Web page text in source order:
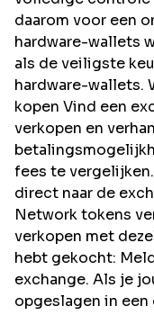
daarom voor een
hardware-wallets
als de veiligste
hardware-wallets.
kopen Vind een
verkopen en
fees te
direct naar de
Network tokens
verkopen met
hebt gekocht:
exchange. Als je
opgeslagen in